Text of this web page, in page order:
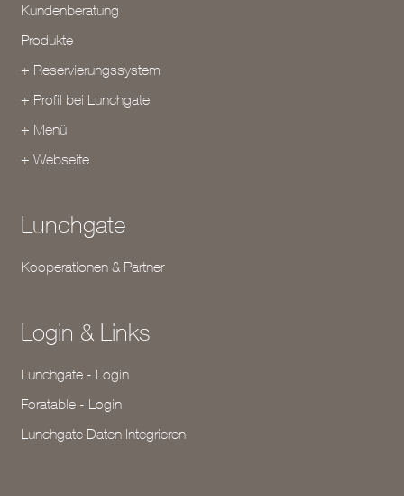
Kundenberatung
Produkte
+ Reservierungssystem
+ Profil bei Lunchgate
+ Menü
+ Webseite
Lunchgate
Kooperationen & Partner
Login & Links
Lunchgate - Login
Foratable - Login
Lunchgate Daten Integrieren